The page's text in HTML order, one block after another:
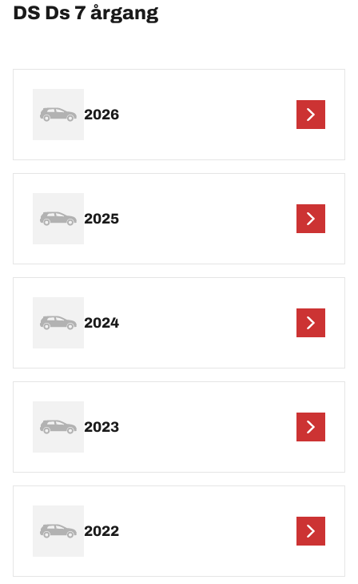
DS Ds 7 årgang
2026
2025
2024
2023
2022